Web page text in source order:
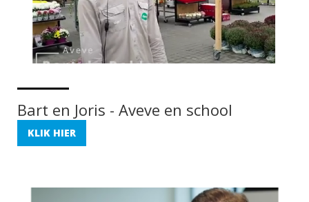
Bart en Joris - Aveve en school
KLIK HIER